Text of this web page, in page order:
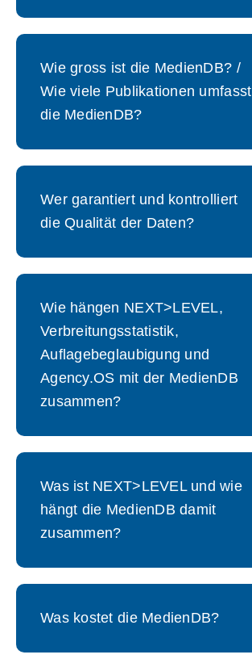
Wie gross ist die MedienDB? /
Wie viele Publikationen umfasst
die MedienDB?
Wer garantiert und kontrolliert
die Qualität der Daten?
Wie hängen NEXT>LEVEL,
Verbreitungsstatistik,
Auflagebeglaubigung und
Agency.OS mit der MedienDB
zusammen?
Was ist NEXT>LEVEL und wie
hängt die MedienDB damit
zusammen?
Was kostet die MedienDB?